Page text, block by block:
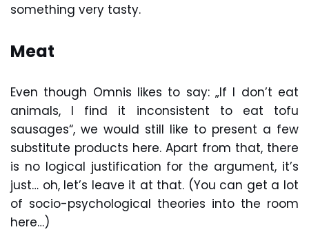
something very tasty.
Meat
Even though Omnis likes to say: „If I don’t eat
animals, I find it inconsistent to eat tofu
sausages“, we would still like to present a few
substitute products here. Apart from that, there
is no logical justification for the argument, it’s
just… oh, let’s leave it at that. (You can get a lot
of socio-psychological theories into the room
here…)